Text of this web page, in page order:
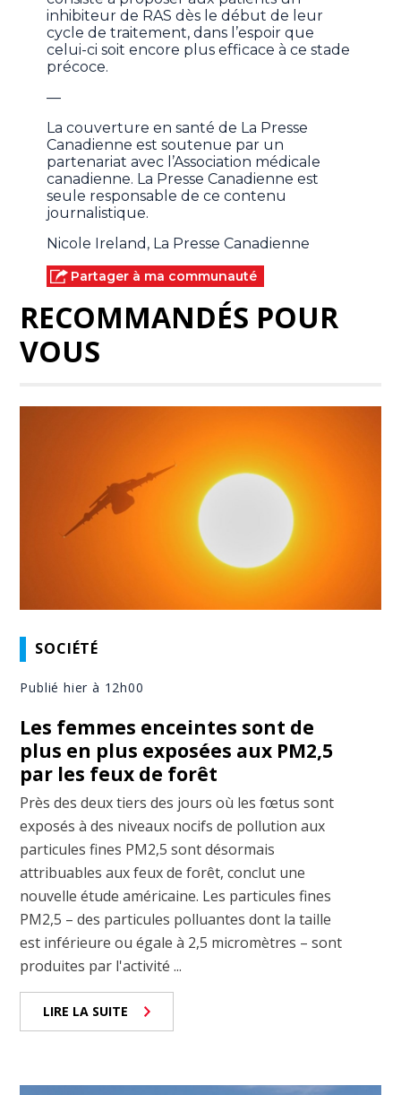
inhibiteur de RAS dès le début de leur
cycle de traitement, dans l’espoir que
celui-ci soit encore plus efficace à ce stade
précoce.
—
La couverture en santé de La Presse
Canadienne est soutenue par un
partenariat avec l’Association médicale
canadienne. La Presse Canadienne est
seule responsable de ce contenu
journalistique.
Nicole Ireland, La Presse Canadienne
Partager à ma communauté
RECOMMANDÉS POUR
VOUS
SOCIÉTÉ
Publié hier à 12h00
Les femmes enceintes sont de
plus en plus exposées aux PM2,5
par les feux de forêt
Près des deux tiers des jours où les fœtus sont
exposés à des niveaux nocifs de pollution aux
particules fines PM2,5 sont désormais
attribuables aux feux de forêt, conclut une
nouvelle étude américaine. Les particules fines
PM2,5 – des particules polluantes dont la taille
est inférieure ou égale à 2,5 micromètres – sont
produites par l'activité ...
LIRE LA SUITE